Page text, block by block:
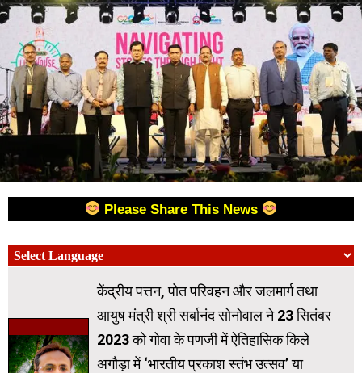
Please Share This News
केंद्रीय पत्तन, पोत परिवहन और जलमार्ग तथा
आयुष मंत्री श्री सर्बानंद सोनोवाल ने 23 सितंबर
2023 को गोवा के पणजी में ऐतिहासिक किले
अगौड़ा में ‘भारतीय प्रकाश स्तंभ उत्सव’ या